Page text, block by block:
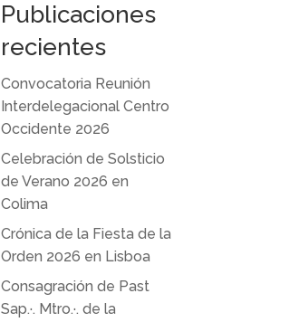
Publicaciones
recientes
Convocatoria Reunión
Interdelegacional Centro
Occidente 2026
Celebración de Solsticio
de Verano 2026 en
Colima
Crónica de la Fiesta de la
Orden 2026 en Lisboa
Consagración de Past
Sap.·. Mtro.·. de la